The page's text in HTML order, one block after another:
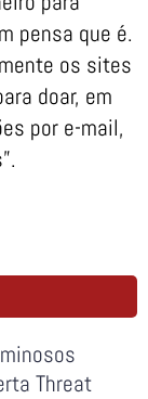
pensa que é.
os sites
doar, em
por e-mail,
Threat